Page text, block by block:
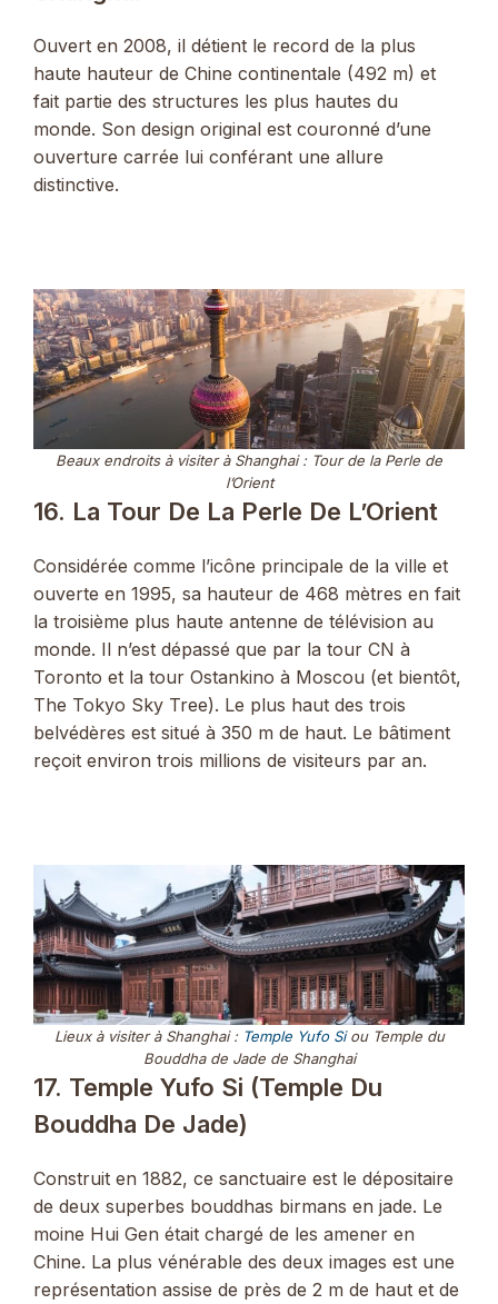
Ouvert en 2008, il détient le record de la plus
haute hauteur de Chine continentale (492 m) et
fait partie des structures les plus hautes du
monde. Son design original est couronné d’une
ouverture carrée lui conférant une allure
distinctive.
Beaux endroits à visiter à Shanghai : Tour de la Perle de
l’Orient
16. La Tour De La Perle De L’Orient
Considérée comme l’icône principale de la ville et
ouverte en 1995, sa hauteur de 468 mètres en fait
la troisième plus haute antenne de télévision au
monde. Il n’est dépassé que par la tour CN à
Toronto et la tour Ostankino à Moscou (et bientôt,
The Tokyo Sky Tree). Le plus haut des trois
belvédères est situé à 350 m de haut. Le bâtiment
reçoit environ trois millions de visiteurs par an.
Lieux à visiter à Shanghai : Temple Yufo Siou Temple du
Bouddha de Jade de Shanghai
17. Temple Yufo Si (Temple Du
Bouddha De Jade)
Construit en 1882, ce sanctuaire est le dépositaire
de deux superbes bouddhas birmans en jade. Le
moine Hui Gen était chargé de les amener en
Chine. La plus vénérable des deux images est une
représentation assise de près de 2 m de haut et de